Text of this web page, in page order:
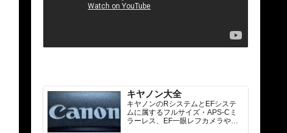
キヤノン大全
キヤノンのRシステムとEFシステ
ムに属するフルサイズ・APS-Cミ
ラーレス、EF一眼レフカメラや